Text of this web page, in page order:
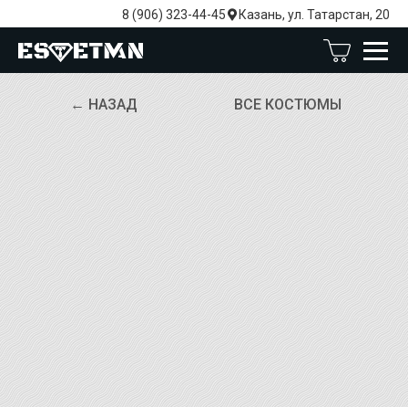
8 (906) 323-44-45 Казань, ул. Татарстан, 20
ВСЕ КОСТЮМЫ
← НАЗАД